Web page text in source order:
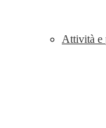
Attività e